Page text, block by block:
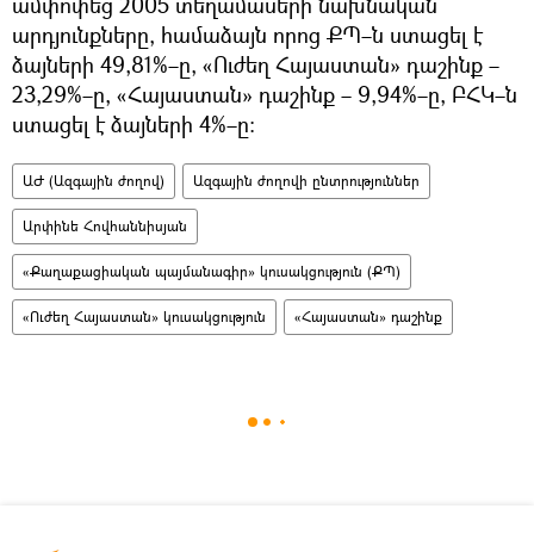
արդյունքները, համաձայն որոց ՔՊ–ն ստացել է
ձայների 49,81%–ը, «Ուժեղ Հայաստան» դաշինք –
23,29%–ը, «Հայաստան» դաշինք – 9,94%–ը, ԲՀԿ–ն
ստացել է ձայների 4%–ը։
ԱԺ (Ազգային ժողով) Ազգային ժողովի ընտրություններ
Արփինե Հովհաննիսյան
«Քաղաքացիական պայմանագիր» կուսակցություն (ՔՊ)
«Ուժեղ Հայաստան» կուսակցություն «Հայաստան» դաշինք